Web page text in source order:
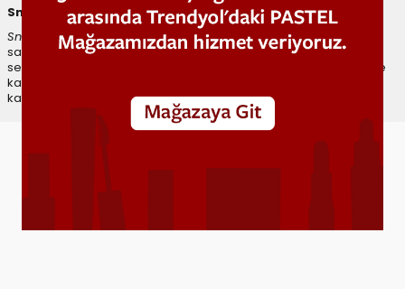
Snob Afterdark Roll-On Deodorant
Snob Afterdarkroll-on deodorant, gün boyu ferahlık ve güven
sağlar. Taze greyfurt, bergamot ve yeşil elma notalarıyla başlar,
sedir ağacı ve lavanta ile devam eder. Amber, paçuli ve misk ise
kalıcı bir etki bırakır. Hızlı uygulama ve uzun süre etkili koruma ile
karanlığın kontrolünü elinizde tutun.